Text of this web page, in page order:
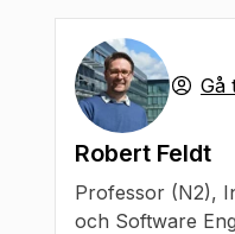
Gå
Robert Feldt
Professor (N2),
och Software